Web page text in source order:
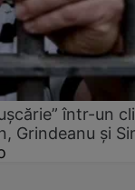
într-un
Grindeanu și